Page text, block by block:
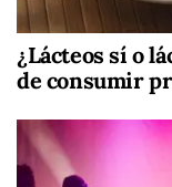
¿Lácteos sí o
de consumir